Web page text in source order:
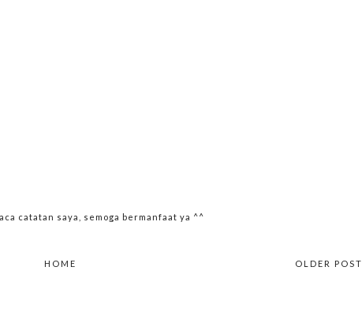
catatan saya, semoga bermanfaat ya ^^
OLDER POST
HOME